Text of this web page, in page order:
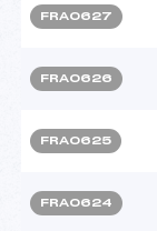
FRA0627
FRA0626
FRA0625
FRA0624